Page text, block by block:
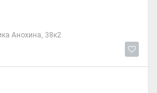
Анохина, 38к2